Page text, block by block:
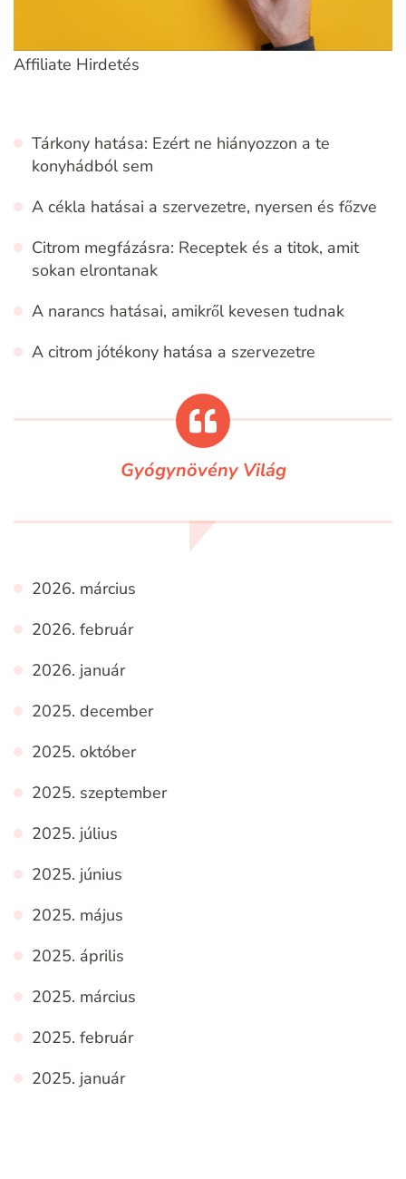
Affiliate Hirdetés
Tárkony hatása: Ezért ne hiányozzon a te
konyhádból sem
A cékla hatásai a szervezetre, nyersen és főzve
Citrom megfázásra: Receptek és a titok, amit
sokan elrontanak
A narancs hatásai, amikről kevesen tudnak
A citrom jótékony hatása a szervezetre
Gyógynövény Világ
2026. március
2026. február
2026. január
2025. december
2025. október
2025. szeptember
2025. július
2025. június
2025. május
2025. április
2025. március
2025. február
2025. január